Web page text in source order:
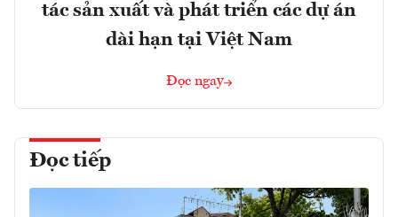
tác sản xuất và phát triển các dự án
dài hạn tại Việt Nam
Đọc ngay
Đọc tiếp